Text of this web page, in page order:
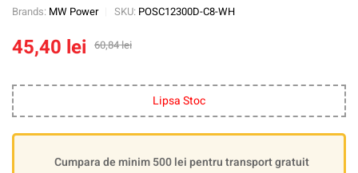
Brands: MW Power SKU: POSC12300D-C8-WH
60,84lei
45,40 lei
Lipsa Stoc
Cumpara de minim 500 lei pentru transport gratuit